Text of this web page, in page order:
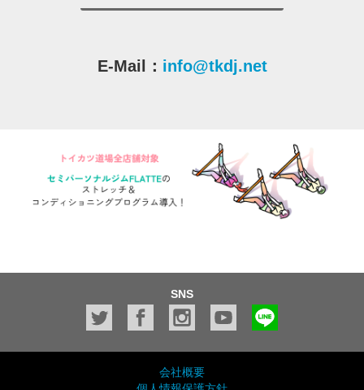
E-Mail： info@tkdj.net
SNS
会社概要